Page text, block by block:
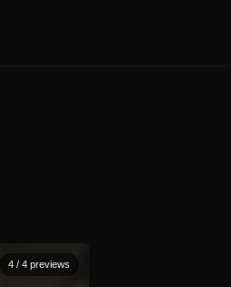
4 / 4 previews